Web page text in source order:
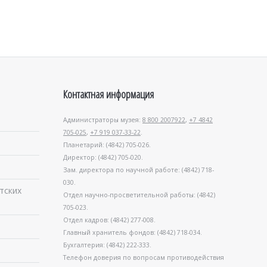
Контактная информация
Администраторы музея: 8 800 2007922, +7 4842
705-025, +7 919 037-33-22.
Планетарий: (4842) 705-026.
Директор: (4842) 705-020.
Зам. директора по научной работе: (4842) 718-
030.
Отдел научно-просветительной работы: (4842)
705-023.
Отдел кадров: (4842) 277-008.
Главный хранитель фондов: (4842) 718-034.
Бухгалтерия: (4842) 222-333.
Телефон доверия по вопросам противодействия